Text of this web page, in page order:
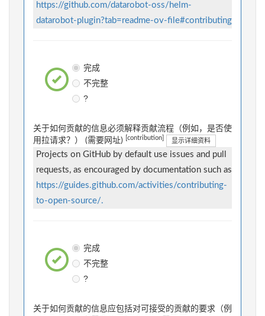
https://github.com/datarobot-oss/helm-
datarobot-plugin?tab=readme-ov-file#contributing
完成
不完整
?
关于如何贡献的信息必须解释贡献流程（例如，是否使
用拉请求？） (需要网址)
[contribution] 显示详细资料
Projects on GitHub by default use issues and pull
requests, as encouraged by documentation such as
https://guides.github.com/activities/contributing-
to-open-source/.
完成
不完整
?
关于如何贡献的信息应包括对可接受的贡献的要求（例